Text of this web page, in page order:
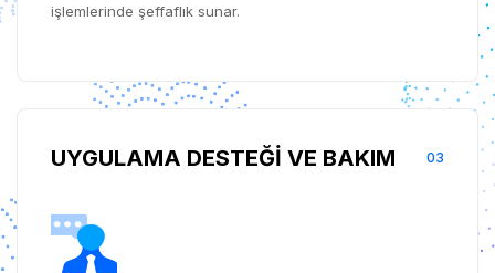
işlemlerinde şeffaflık sunar.
UYGULAMA DESTEĞİ VE BAKIM 03